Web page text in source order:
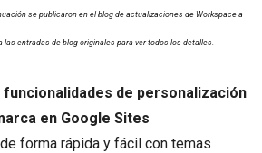
se publicaron en el blog de actualizaciones de Workspace a
entradas de blog originales para ver todos los detalles.
de personalización
en Google Sites
forma rápida y fácil con temas